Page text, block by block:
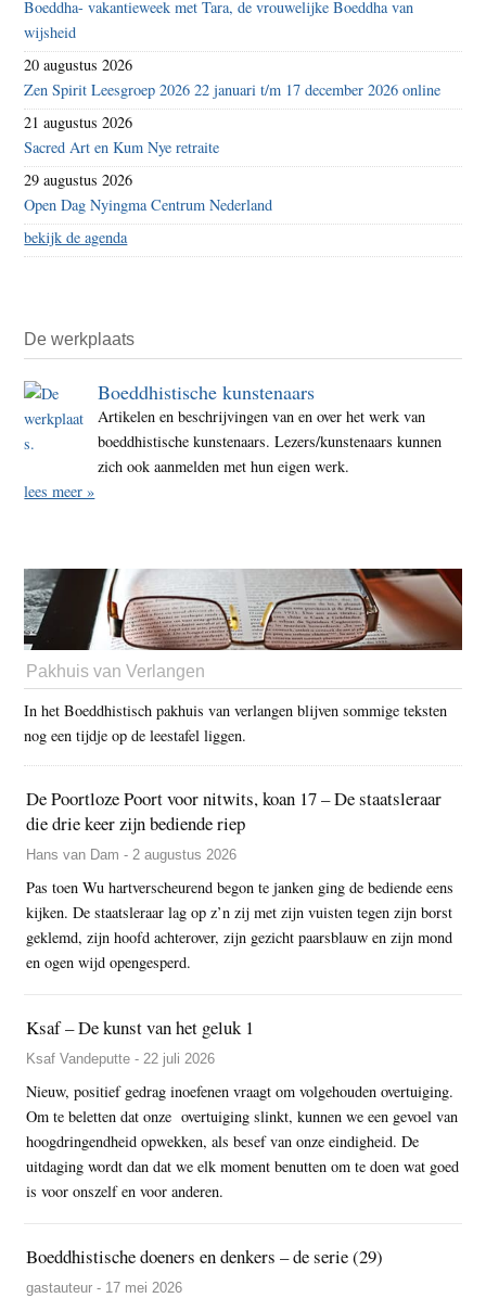
Boeddha- vakantieweek met Tara, de vrouwelijke Boeddha van
wijsheid
20 augustus 2026
Zen Spirit Leesgroep 2026 22 januari t/m 17 december 2026 online
21 augustus 2026
Sacred Art en Kum Nye retraite
29 augustus 2026
Open Dag Nyingma Centrum Nederland
bekijk de agenda
De werkplaats
Boeddhistische kunstenaars
Artikelen en beschrijvingen van en over het werk van
boeddhistische kunstenaars. Lezers/kunstenaars kunnen
zich ook aanmelden met hun eigen werk.
lees meer »
Pakhuis van Verlangen
In het Boeddhistisch pakhuis van verlangen blijven sommige teksten
nog een tijdje op de leestafel liggen.
De Poortloze Poort voor nitwits, koan 17 – De staatsleraar
die drie keer zijn bediende riep
Hans van Dam - 2 augustus 2026
Pas toen Wu hartverscheurend begon te janken ging de bediende eens
kijken. De staatsleraar lag op z’n zij met zijn vuisten tegen zijn borst
geklemd, zijn hoofd achterover, zijn gezicht paarsblauw en zijn mond
en ogen wijd opengesperd.
Ksaf – De kunst van het geluk 1
Ksaf Vandeputte - 22 juli 2026
Nieuw, positief gedrag inoefenen vraagt om volgehouden overtuiging.
Om te beletten dat onze overtuiging slinkt, kunnen we een gevoel van
hoogdringendheid opwekken, als besef van onze eindigheid. De
uitdaging wordt dan dat we elk moment benutten om te doen wat goed
is voor onszelf en voor anderen.
Boeddhistische doeners en denkers – de serie (29)
gastauteur - 17 mei 2026